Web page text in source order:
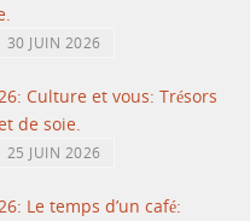
30 JUIN 2026
Culture et vous: Trésors
de soie.
25 JUIN 2026
Le temps d’un café: